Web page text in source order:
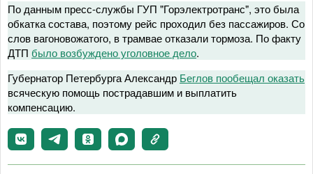
По данным пресс-службы ГУП "Горэлектротранс", это была
обкатка состава, поэтому рейс проходил без пассажиров. Со
слов вагоновожатого, в трамвае отказали тормоза. По факту
ДТП было возбуждено уголовное дело.
Губернатор Петербурга Александр Беглов пообещал оказать
всяческую помощь пострадавшим и выплатить
компенсацию.